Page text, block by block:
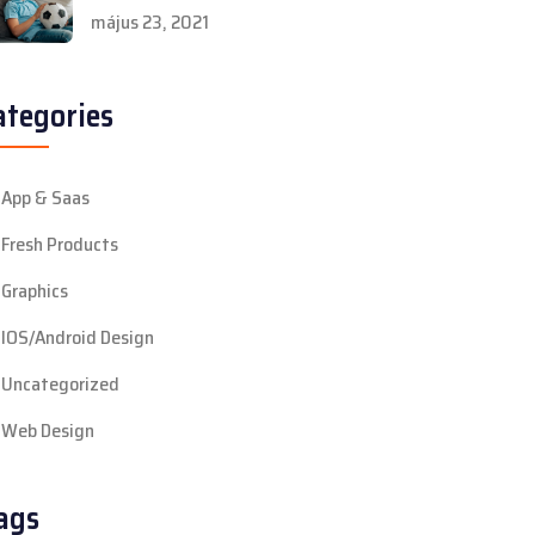
május 23, 2021
App & Saas
Fresh Products
Graphics
IOS/Android Design
Uncategorized
Web Design